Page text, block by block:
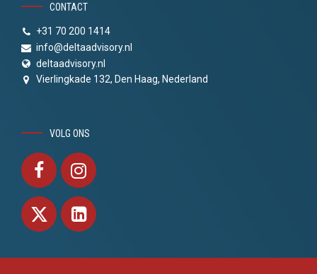
CONTACT
+31 70 200 1414
info@deltaadvisory.nl
deltaadvisory.nl
Vierlingkade 132, Den Haag, Nederland
VOLG ONS